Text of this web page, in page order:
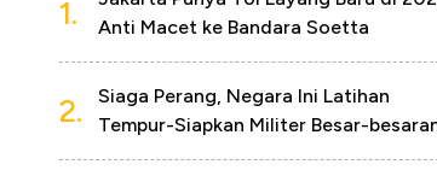
1.
Anti Macet ke Bandara Soetta
2.
Siaga Perang, Negara Ini Latihan
Tempur-Siapkan Militer Besar-